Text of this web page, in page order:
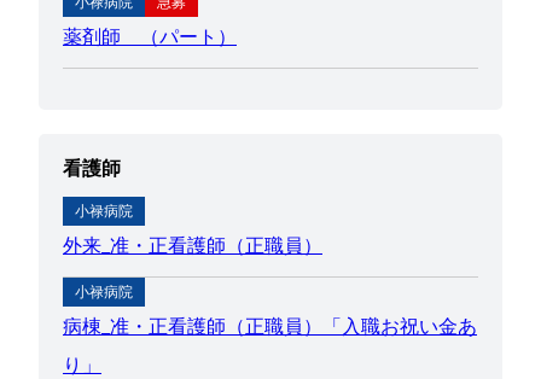
薬剤師 （パート）
看護師
小禄病院
外来_准・正看護師（正職員）
小禄病院
病棟_准・正看護師（正職員）「入職お祝い金あ
り」